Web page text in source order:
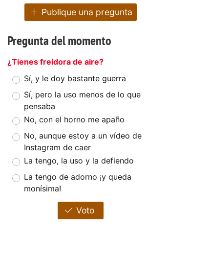
Publique una pregunta
Pregunta del momento
¿Tienes freidora de aire?
Sí, y le doy bastante guerra
Sí, pero la uso menos de lo que
pensaba
No, con el horno me apaño
No, aunque estoy a un vídeo de
Instagram de caer
La tengo, la uso y la defiendo
La tengo de adorno ¡y queda
monísima!
Voto